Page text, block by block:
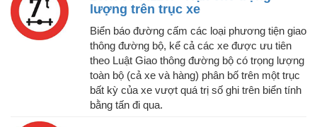
lượng trên trục xe
Biển báo đường cấm các loại phương tiện giao
thông đường bộ, kể cả các xe được ưu tiên
theo Luật Giao thông đường bộ có trọng lượng
toàn bộ (cả xe và hàng) phân bố trên một trục
bất kỳ của xe vượt quá trị số ghi trên biển tính
bằng tấn đi qua.